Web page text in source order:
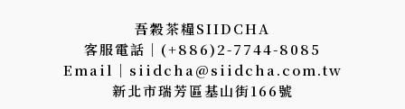
吾穀茶糧SIIDCHA
客服電話│(+886)2-7744-8085
Email│siidcha@siidcha.com.tw
新北市瑞芳區基山街166號